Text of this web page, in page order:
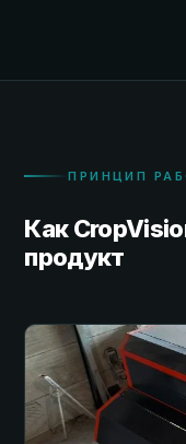
ПРИНЦИП
Как
продукт